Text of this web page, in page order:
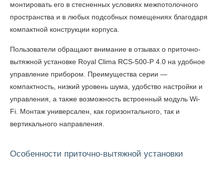
монтировать его в стесненных условиях межпотолочного
пространства и в любых подсобных помещениях благодаря
компактной конструкции корпуса.
Пользователи обращают внимание в отзывах о приточно-
вытяжной установке Royal Clima RCS-500-P 4.0 на удобное
управление прибором. Преимущества серии —
компактность, низкий уровень шума, удобство настройки и
управления, а также возможность встроенный модуль Wi-
Fi. Монтаж универсален, как горизонтального, так и
вертикального направления.
Особенности приточно-вытяжной установки